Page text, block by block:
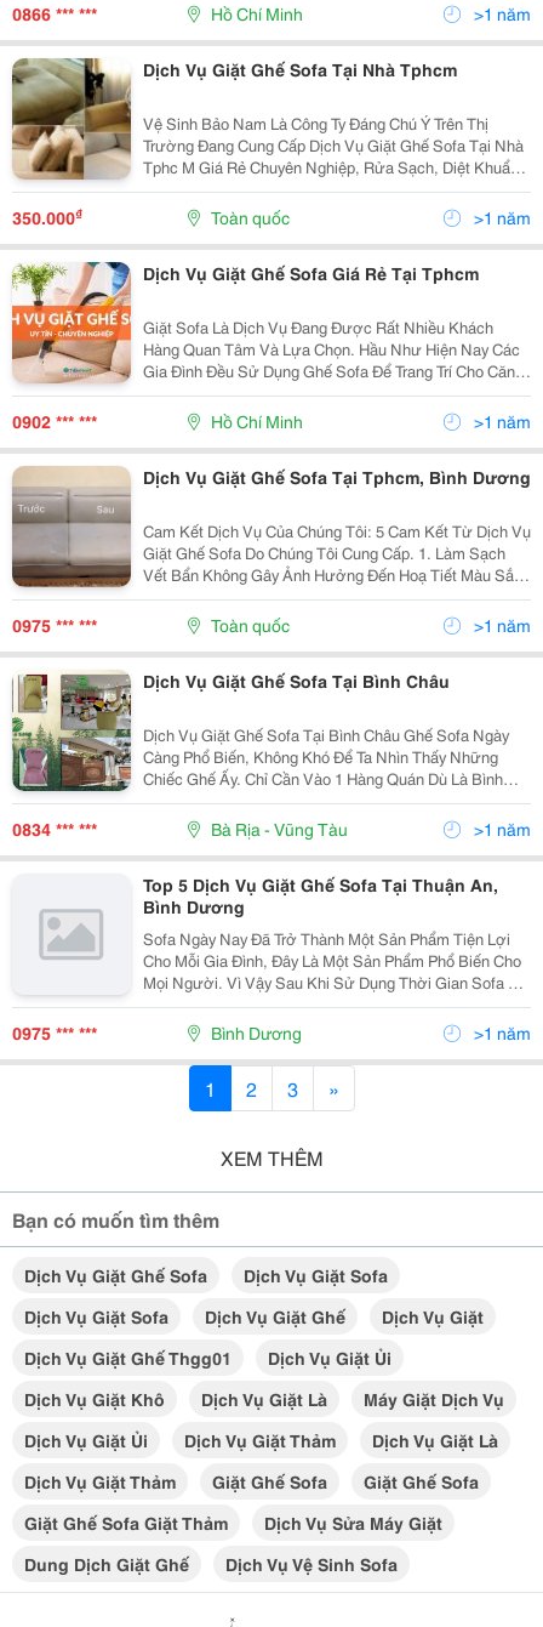
0866 *** *** Hồ Chí Minh >1 năm
Dịch Vụ Giặt Ghế Sofa Tại Nhà Tphcm
Vệ Sinh Bảo Nam Là Công Ty Đáng Chú Ý Trên Thị
Trường Đang Cung Cấp Dịch Vụ Giặt Ghế Sofa Tại Nhà
Tphc M Giá Rẻ Chuyên Nghiệp, Rửa Sạch, Diệt Khuẩn
Đến 99% . Dịch Vụ Giặt Ghế Sofa Này Được Làm Bởi
Các Nhân Viên, Sử Dụng Kỹ Thuật Tiên Tiến Để Cung
350.000₫ Toàn quốc >1 năm
Dịch Vụ Giặt Ghế Sofa Giá Rẻ Tại Tphcm
Giặt Sofa Là Dịch Vụ Đang Được Rất Nhiều Khách
Hàng Quan Tâm Và Lựa Chọn. Hầu Như Hiện Nay Các
Gia Đình Đều Sử Dụng Ghế Sofa Để Trang Trí Cho Căn
Phòng Của Mình Nhằm Mang Lại Vẻ Đẹp Sang Trọng
Cho Căn Phòng Và Tạo Cảm Giác Thoải Mái Mỗi Khi
Chúng Ta...
0902 *** *** Hồ Chí Minh >1 năm
Dịch Vụ Giặt Ghế Sofa Tại Tphcm, Bình Dương
Cam Kết Dịch Vụ Của Chúng Tôi: 5 Cam Kết Từ Dịch Vụ
Giặt Ghế Sofa Do Chúng Tôi Cung Cấp. 1. Làm Sạch
Vết Bẩn Không Gây Ảnh Hưởng Đến Hoạ Tiết Màu Sắc
Trên Sofa. 2. Loại Bỏ Hoàn Toàn Khuẩn Nấm Ký Sinh. 3.
Phun Xả Lại Sau Khi Giặt, Đảm Bảo Loại...
0975 *** *** Toàn quốc >1 năm
Dịch Vụ Giặt Ghế Sofa Tại Bình Châu
Dịch Vụ Giặt Ghế Sofa Tại Bình Châu Ghế Sofa Ngày
Càng Phổ Biến, Không Khó Để Ta Nhìn Thấy Những
Chiếc Ghế Ấy. Chỉ Cần Vào 1 Hàng Quán Dù Là Bình
Dân Nhất Vẫn Có Những Chiếc Ghế Như Vậy. Như Hình
Ảnh Phía Trên Là 1 Khu Du Lịch Tôn Giáo, Họ Sử...
0834 *** *** Bà Rịa - Vũng Tàu >1 năm
Top 5 Dịch Vụ Giặt Ghế Sofa Tại Thuận An,
Bình Dương
Sofa Ngày Nay Đã Trở Thành Một Sản Phẩm Tiện Lợi
Cho Mỗi Gia Đình, Đây Là Một Sản Phẩm Phổ Biến Cho
Mọi Người. Vì Vậy Sau Khi Sử Dụng Thời Gian Sofa Sẻ
Bám Đầy Bụi Bẩn Đã Đến Lúc Bạn Cần Vệ Sinh Sofa
Nhà Mình Cho Thật Sạch Để Đáp Ứng Nhu Cầu Cao
0975 *** *** Bình Dương >1 năm
1 2 3 »
XEM THÊM
Bạn có muốn tìm thêm
Dịch Vụ Giặt Ghế Sofa
Dịch Vụ Giặt Sofa
Dịch Vụ Giặt Sofa
Dịch Vụ Giặt Ghế
Dịch Vụ Giặt
Dịch Vụ Giặt Ghế Thgg01
Dịch Vụ Giặt Ủi
Dịch Vụ Giặt Khô
Dịch Vụ Giặt Là
Máy Giặt Dịch Vụ
Dịch Vụ Giặt Ủi
Dịch Vụ Giặt Thảm
Dịch Vụ Giặt Là
Dịch Vụ Giặt Thảm
Giặt Ghế Sofa
Giặt Ghế Sofa
Giặt Ghế Sofa Giặt Thảm
Dịch Vụ Sửa Máy Giặt
Dung Dịch Giặt Ghế
Dịch Vụ Vệ Sinh Sofa